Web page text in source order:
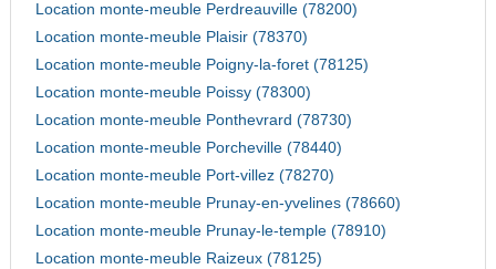
Location monte-meuble Perdreauville (78200)
Location monte-meuble Plaisir (78370)
Location monte-meuble Poigny-la-foret (78125)
Location monte-meuble Poissy (78300)
Location monte-meuble Ponthevrard (78730)
Location monte-meuble Porcheville (78440)
Location monte-meuble Port-villez (78270)
Location monte-meuble Prunay-en-yvelines (78660)
Location monte-meuble Prunay-le-temple (78910)
Location monte-meuble Raizeux (78125)